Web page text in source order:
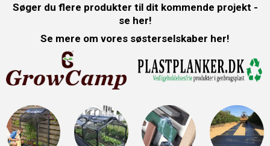
Søger du flere produkter til dit kommende projekt -
se her!
Se mere om vores søsterselskaber her!